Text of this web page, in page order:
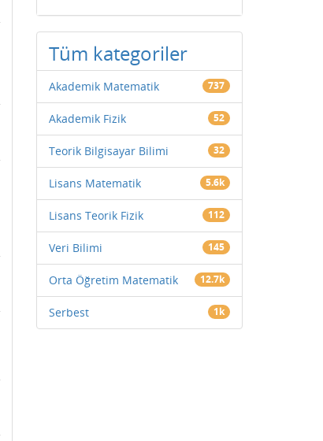
Tüm kategoriler
Akademik Matematik 737
Akademik Fizik 52
Teorik Bilgisayar Bilimi 32
Lisans Matematik 5.6k
Lisans Teorik Fizik 112
Veri Bilimi 145
Orta Öğretim Matematik 12.7k
Serbest 1k